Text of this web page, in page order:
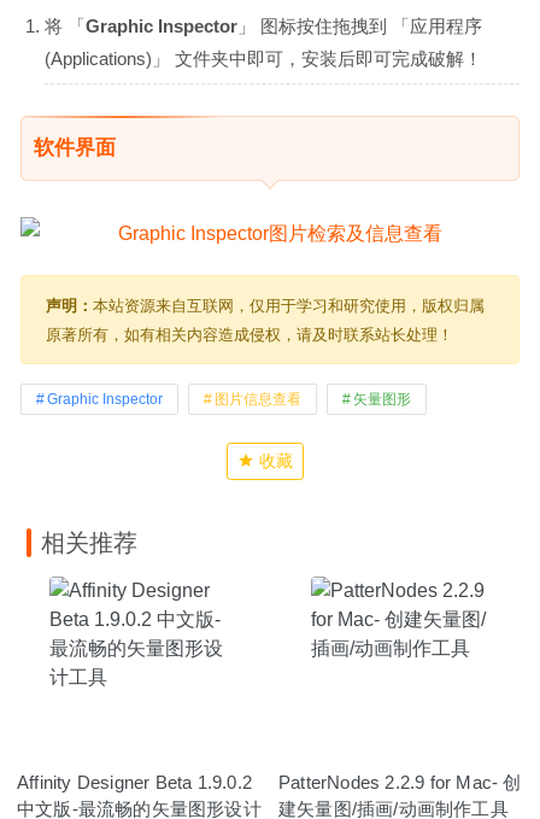
将 「Graphic Inspector 」 图标按住拖拽到 「应用程序
(Applications)」 文件夹中即可，安装后即可完成破解！
软件界面
声明： 本站资源来自互联网，仅用于学习和研究使用，版权归属
原著所有，如有相关内容造成侵权，请及时联系站长处理！
Graphic Inspector 图片信息查看 矢量图形
收藏
相关推荐
Affinity Designer Beta 1.9.0.2
中文版-最流畅的矢量图形设计
PatterNodes 2.2.9 for Mac- 创
建矢量图/插画/动画制作工具